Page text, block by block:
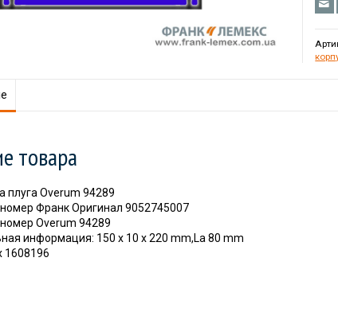
товара
плуга Overum 94289
Франк Оригинал 9052745007
Overum 94289
информация: 150 x 10 x 220 mm,La 80 mm
1608196